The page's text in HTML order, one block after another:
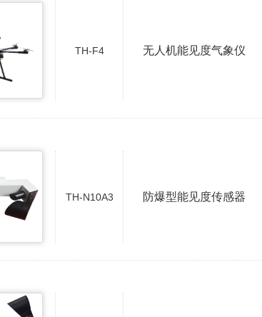
TH-F4 无人机能见度气象仪
TH-N10A3 防爆型能见度传感器